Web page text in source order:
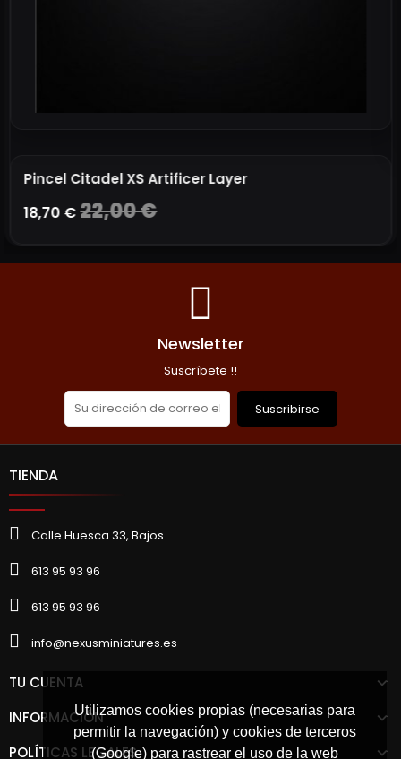
Utilizamos cookies propias (necesarias para
permitir la navegación) y cookies de terceros
(Google) para rastrear el uso de la web
Pincel Citadel XS Artificer Layer
18,70 €22,00 €
Newsletter
Suscríbete !!
Suscribirse
TIENDA
Calle Huesca 33, Bajos
613 95 93 96
613 95 93 96
info@nexusminiatures.es
TU CUENTA
INFORMACIÓN
POLÍTICAS LEGALES